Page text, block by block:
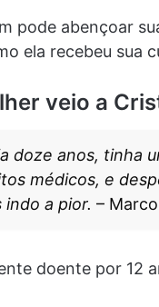
pode abençoar
ela recebeu sua
veio a
doze anos, tinha
médicos, e
a pior. –
doente por 12